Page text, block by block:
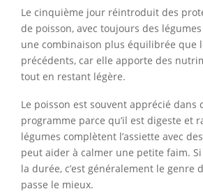
Le cinquième jour réintroduit des
de poisson, avec toujours des
une combinaison plus équilibrée que
précédents, car elle apporte des
tout en restant légère.
Le poisson est souvent apprécié dans
programme parce qu’il est digeste et
légumes complètent l’assiette avec
peut aider à calmer une petite faim.
la durée, c’est généralement le genre
passe le mieux.